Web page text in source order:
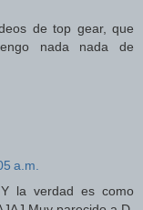
de top gear, que
nada nada de
a.m.
la verdad es como